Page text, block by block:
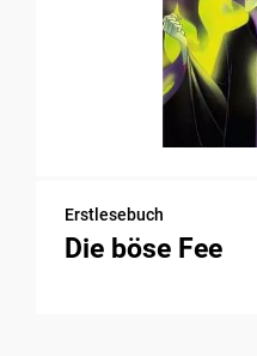
Erstlesebuch
Die böse Fee